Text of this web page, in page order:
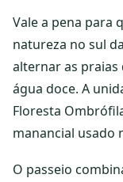
Vale a pena para
natureza no sul
alternar as
água doce. A
Floresta
manancial usado
O passeio